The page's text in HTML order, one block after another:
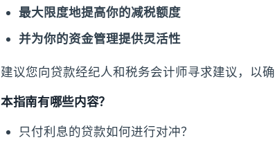
最大限度地提高你的减税额度
并为你的资金管理提供灵活性
建议您向贷款经纪人和税务会计师寻求建议，以
本指南有哪些内容？
只付利息的贷款如何进行对冲？